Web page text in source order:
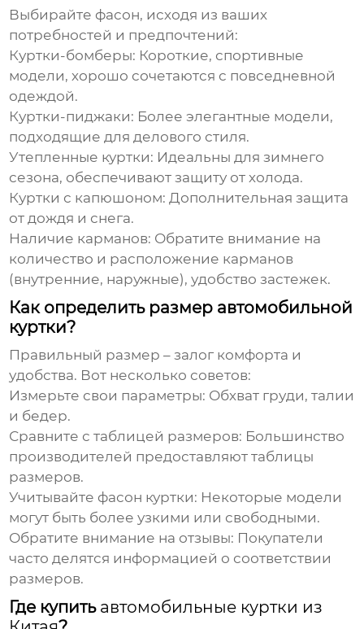
Выбирайте фасон, исходя из ваших
потребностей и предпочтений:
Куртки-бомберы: Короткие, спортивные
модели, хорошо сочетаются с повседневной
одеждой.
Куртки-пиджаки: Более элегантные модели,
подходящие для делового стиля.
Утепленные куртки: Идеальны для зимнего
сезона, обеспечивают защиту от холода.
Куртки с капюшоном: Дополнительная защита
от дождя и снега.
Наличие карманов: Обратите внимание на
количество и расположение карманов
(внутренние, наружные), удобство застежек.
Как определить размер автомобильной
куртки?
Правильный размер – залог комфорта и
удобства. Вот несколько советов:
Измерьте свои параметры: Обхват груди, талии
и бедер.
Сравните с таблицей размеров: Большинство
производителей предоставляют таблицы
размеров.
Учитывайте фасон куртки: Некоторые модели
могут быть более узкими или свободными.
Обратите внимание на отзывы: Покупатели
часто делятся информацией о соответствии
размеров.
Где купить автомобильные куртки из